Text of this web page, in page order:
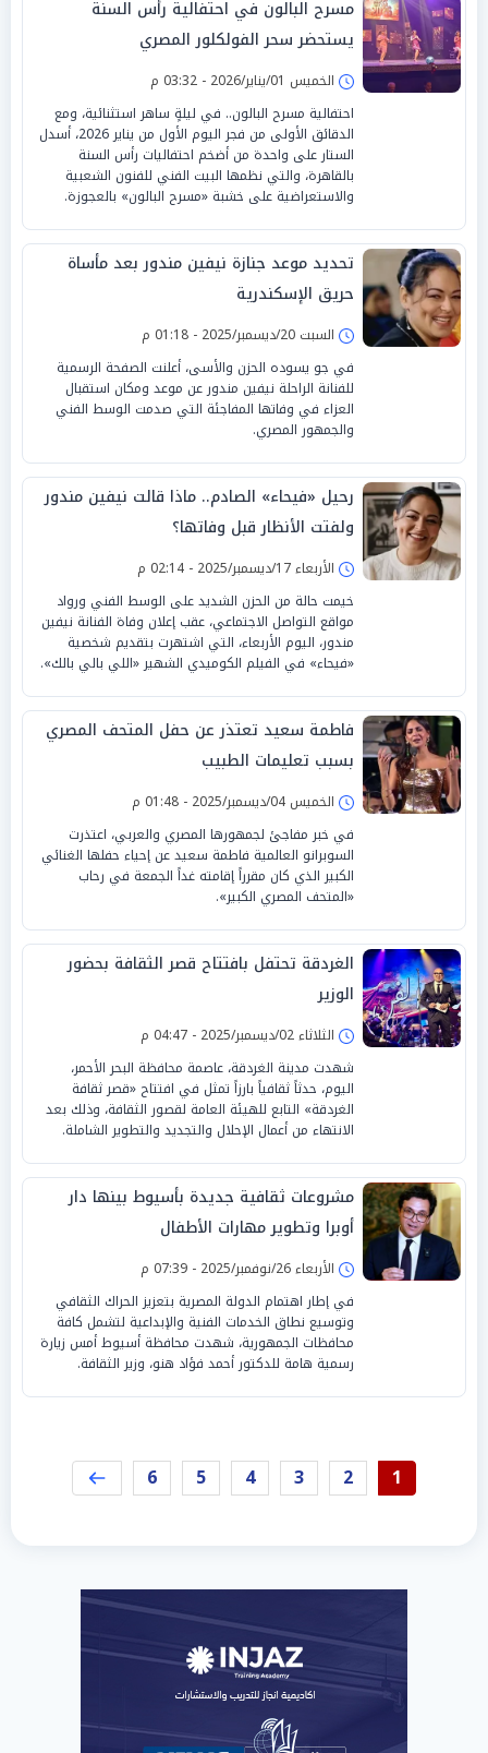
مسرح البالون في احتفالية رأس السنة
يستحضر سحر الفولكلور المصري
الخميس 01/يناير/2026 - 03:32 م
احتفالية مسرح البالون.. في ليلةٍ ساهر استثنائية، ومع
الدقائق الأولى من فجر اليوم الأول من يناير 2026، أسدل
الستار على واحدة من أضخم احتفاليات رأس السنة
بالقاهرة، والتي نظمها البيت الفني للفنون الشعبية
والاستعراضية على خشبة «مسرح البالون» بالعجوزة.
تحديد موعد جنازة نيفين مندور بعد مأساة
حريق الإسكندرية
السبت 20/ديسمبر/2025 - 01:18 م
في جو يسوده الحزن والأسى، أعلنت الصفحة الرسمية
للفنانة الراحلة نيفين مندور عن موعد ومكان استقبال
العزاء في وفاتها المفاجئة التي صدمت الوسط الفني
والجمهور المصري.
رحيل «فيحاء» الصادم.. ماذا قالت نيفين مندور
ولفتت الأنظار قبل وفاتها؟
الأربعاء 17/ديسمبر/2025 - 02:14 م
خيمت حالة من الحزن الشديد على الوسط الفني ورواد
مواقع التواصل الاجتماعي، عقب إعلان وفاة الفنانة نيفين
مندور، اليوم الأربعاء، التي اشتهرت بتقديم شخصية
«فيحاء» في الفيلم الكوميدي الشهير «اللي بالي بالك».
فاطمة سعيد تعتذر عن حفل المتحف المصري
بسبب تعليمات الطبيب
الخميس 04/ديسمبر/2025 - 01:48 م
في خبر مفاجئ لجمهورها المصري والعربي، اعتذرت
السوبرانو العالمية فاطمة سعيد عن إحياء حفلها الغنائي
الكبير الذي كان مقرراً إقامته غداً الجمعة في رحاب
«المتحف المصري الكبير».
الغردقة تحتفل بافتتاح قصر الثقافة بحضور
الوزير
الثلاثاء 02/ديسمبر/2025 - 04:47 م
شهدت مدينة الغردقة، عاصمة محافظة البحر الأحمر،
اليوم، حدثاً ثقافياً بارزاً تمثل في افتتاح «قصر ثقافة
الغردقة» التابع للهيئة العامة لقصور الثقافة، وذلك بعد
الانتهاء من أعمال الإحلال والتجديد والتطوير الشاملة.
مشروعات ثقافية جديدة بأسيوط بينها دار
أوبرا وتطوير مهارات الأطفال
الأربعاء 26/نوفمبر/2025 - 07:39 م
في إطار اهتمام الدولة المصرية بتعزيز الحراك الثقافي
وتوسيع نطاق الخدمات الفنية والإبداعية لتشمل كافة
محافظات الجمهورية، شهدت محافظة أسيوط أمس زيارة
رسمية هامة للدكتور أحمد فؤاد هنو، وزير الثقافة.
1
2
3
4
5
6